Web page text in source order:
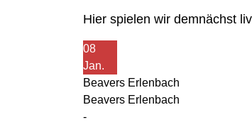
Hier spielen wir demnächst
08
Jan.
Beavers Erlenbach
Beavers Erlenbach
-